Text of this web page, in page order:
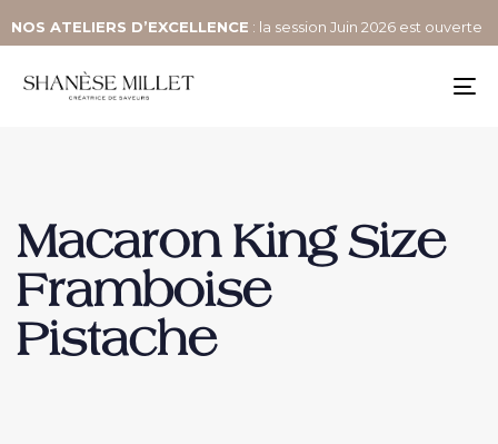
NOS ATELIERS D’EXCELLENCE : la session Juin 2026 est ouverte
Macaron King Size
Framboise
Pistache